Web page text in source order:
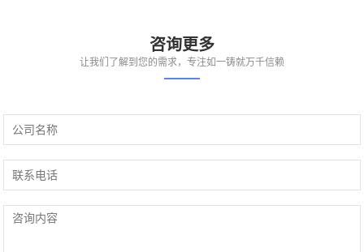
咨询更多
让我们了解到您的需求，专注如一铸就万千信赖